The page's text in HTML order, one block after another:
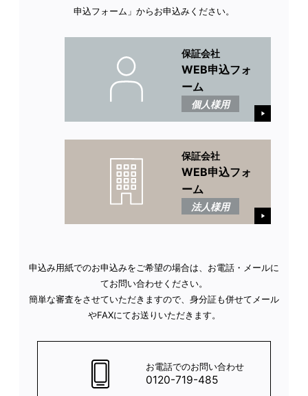
申込フォーム」からお申込みください。
保証会社
WEB申込フォ
ーム
個人様用
保証会社
WEB申込フォ
ーム
法人様用
申込み用紙でのお申込みをご希望の場合は、お電話・メールに
てお問い合わせください。
簡単な審査をさせていただきますので、身分証も併せてメール
やFAXにてお送りいただきます。
お電話でのお問い合わせ
0120-719-485